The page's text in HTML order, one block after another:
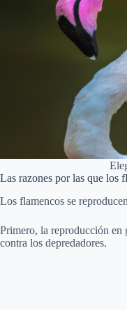
Las razones por las que los
Los flamencos se
Primero, la reproducción en
contra los depredadores.